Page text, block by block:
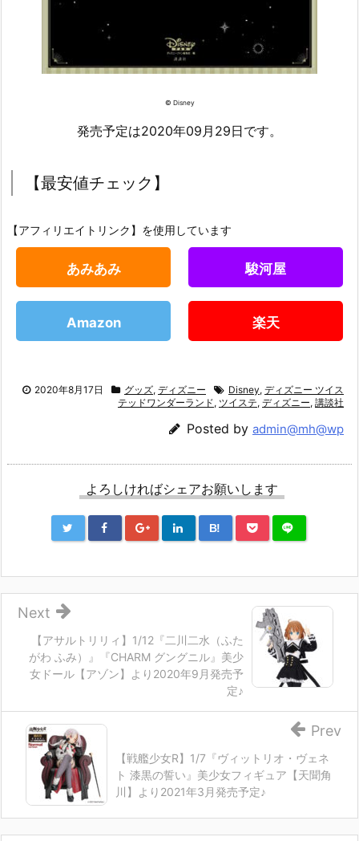
© Disney
発売予定は2020年09月29日です。
【最安値チェック】
【アフィリエイトリンク】を使用しています
あみあみ 駿河屋
Amazon 楽天
2020年8月17日 グッズ, ディズニー Disney, ディズニー ツイス
テッドワンダーランド, ツイステ, ディズニー, 講談社
Posted by admin@mh@wp
よろしければシェアお願いします
B!
【アサルトリリィ】1/12『二川二水（ふた
がわ ふみ）』『CHARM グングニル』美少
女ドール【アゾン】より2020年9月発売予
定♪
Next
【戦艦少女R】1/7『ヴィットリオ・ヴェネ
ト 漆黒の誓い』美少女フィギュア【天聞角
川】より2021年3月発売予定♪
Prev